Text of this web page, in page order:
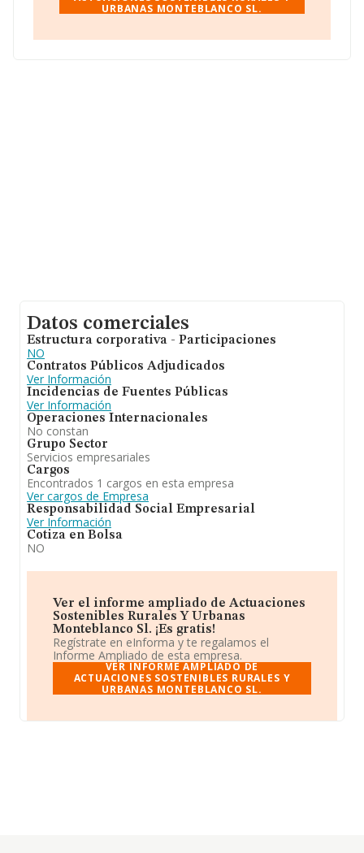
Urbanas Monteblanco S.L, con número de
Estanislao Figueras núm. 1 Loc, (28008), Madrid,
URBANAS MONTEBLANCO SL.
Datos comerciales
Estructura corporativa - Participaciones
NO
Contratos Públicos Adjudicados
Ver Información
Incidencias de Fuentes Públicas
Ver Información
Operaciones Internacionales
No constan
Grupo Sector
Servicios empresariales
Cargos
Encontrados 1 cargos en esta empresa
Ver cargos de Empresa
Responsabilidad Social Empresarial
Ver Información
Cotiza en Bolsa
NO
Ver el informe ampliado de Actuaciones
Sostenibles Rurales Y Urbanas
Monteblanco Sl. ¡Es gratis!
Regístrate en eInforma y te regalamos el
Informe Ampliado de esta empresa.
VER INFORME AMPLIADO DE
ACTUACIONES SOSTENIBLES RURALES Y
URBANAS MONTEBLANCO SL.